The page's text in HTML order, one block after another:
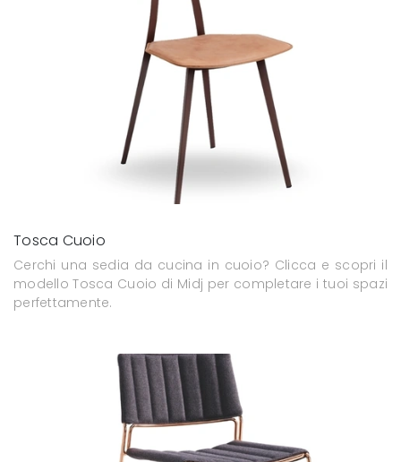
Tosca Cuoio
Cerchi una sedia da cucina in cuoio? Clicca e scopri il
modello Tosca Cuoio di Midj per completare i tuoi spazi
perfettamente.